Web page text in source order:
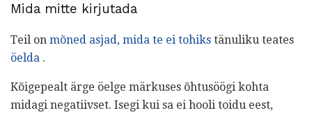
Mida mitte kirjutada
Teil on mõned asjad, mida te ei tohiks tänuliku teates
öelda .
Kõigepealt ärge öelge märkuses õhtusöögi kohta
midagi negatiivset. Isegi kui sa ei hooli toidu eest,